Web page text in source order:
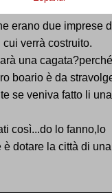
a maratta è una
erano due imprese
verrà costruito.
una
boario è da
se veniva fatto li
così...do lo fanno,lo
è dotare la città di